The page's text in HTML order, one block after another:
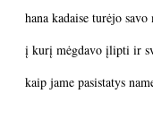
hana kadaise turėjo savo
į kurį mėgdavo įlipti ir
kaip jame pasistatys